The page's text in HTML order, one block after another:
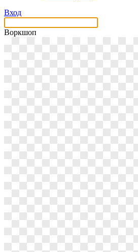
Вход
Воркшоп